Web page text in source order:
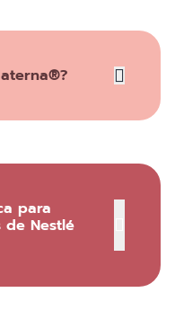
para
de Nestlé